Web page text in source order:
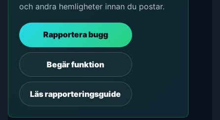
och andra hemligheter innan du postar.
Rapportera bugg
Begär funktion
Läs rapporteringsguide